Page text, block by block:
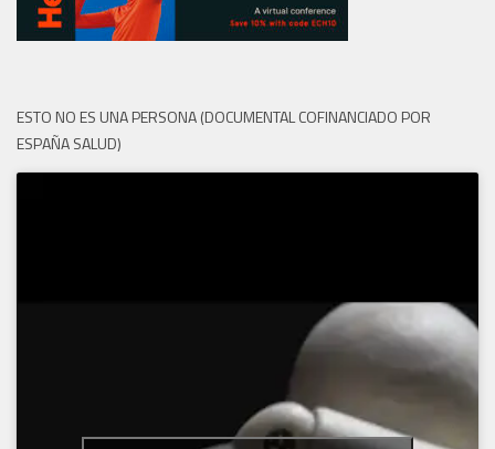
ESTO NO ES UNA PERSONA (DOCUMENTAL COFINANCIADO POR
ESPAÑA SALUD)